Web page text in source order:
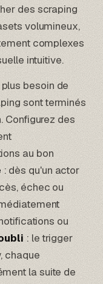
des scraping
volumineux,
complexes
intuitive.
plus besoin de
sont terminés
Configurez des
au bon
: dès qu'un actor
échec ou
ou
: le trigger
chaque
la suite de